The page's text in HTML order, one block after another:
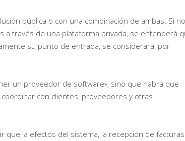
pública o con una combinación de ambas. Si no
través de una plataforma privada, se entenderá
su punto de entrada, se considerará, por
un proveedor de software», sino que habrá que
con clientes, proveedores y otras
a efectos del sistema, la recepción de